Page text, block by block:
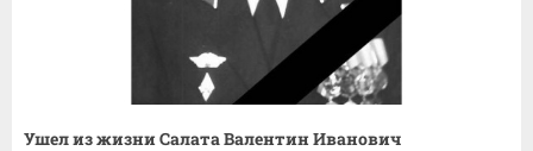
Ушел из жизни Салата Валентин Иванович